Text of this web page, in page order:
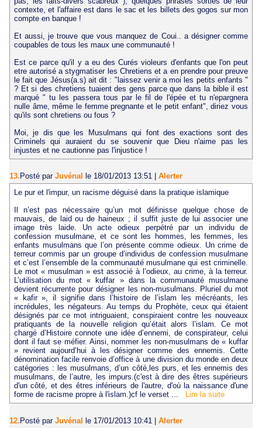
contexte, et l'affaire est dans le sac et les billets des gogos sur mon
compte en banque !
Et aussi, je trouve que vous manquez de Coui.. a désigner comme
coupables de tous les maux une communauté !
Est ce parce qu'il y a eu des Curés violeurs d'enfants que l'on peut
etre autorisé a stygmatiser les Chretiens et a en prendre pour preuve
le fait que Jésus(a.s) ait dit : "laissez venir a moi les petits enfants "
? Et si des chretiens tuaient des gens parce que dans la bible il est
marqué " tu les passera tous par le fil de l'épée et tu n'epargnera
nulle âme, même le femme pregnante et le petit enfant", diriez vous
qu'ils sont chretiens ou fous ?
Moi, je dis que les Musulmans qui font des exactions sont des
Criminels qui auraient du se souvenir que Dieu n'aime pas les
injustes et ne cautionne pas l'injustice !
13. Posté par Juvénal le 18/01/2013 13:51
Alerter
Le pur et l'impur, un racisme déguisé dans la pratique islamique
Il n’est pas nécessaire qu’un mot définisse quelque chose de
mauvais, de laid ou de haineux ; il suffit juste de lui associer une
image très laide. Un acte odieux perpétré par un individu de
confession musulmane, et ce sont les hommes, les femmes, les
enfants musulmans que l’on présente comme odieux. Un crime de
terreur commis par un groupe d’individus de confession musulmane
et c’est l’ensemble de la communauté musulmane qui est criminelle.
Le mot « musulman » est associé à l’odieux, au crime, à la terreur.
L’utilisation du mot « kuffar » dans la communauté musulmane
devient récurrente pour désigner les non-musulmans. Pluriel du mot
« kafir », il signifie dans l’histoire de l’islam les mécréants, les
incrédules, les négateurs. Au temps du Prophète, ceux qui étaient
désignés par ce mot intriguaient, conspiraient contre les nouveaux
pratiquants de la nouvelle religion qu’était alors l’islam. Ce mot
chargé d’Histoire connote une idée d’ennemi, de conspirateur, celui
dont il faut se méfier. Ainsi, nommer les non-musulmans de « kuffar
» revient aujourd’hui à les désigner comme des ennemis. Cette
dénomination facile renvoie d’office à une division du monde en deux
catégories : les musulmans, d’un côté,les purs, et les ennemis des
musulmans, de l’autre, les impurs.(c'est à dire des êtres supérieurs
d'un côté, et des êtres inférieurs de l'autre, d'où la naissance d'une
forme de racisme propre à l'islam.)cf le verset ...
Lire la suite
12. Posté par Juvénal le 17/01/2013 10:41
Alerter